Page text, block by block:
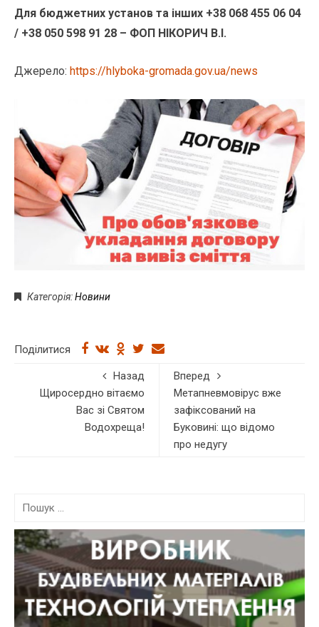
Для бюджетних установ та інших +38 068 455 06 04
/ +38 050 598 91 28 – ФОП НІКОРИЧ В.І.
Джерело: https://hlyboka-gromada.gov.ua/news
Категорія:Новини
Поділитися
Назад
Щиросердно вітаємо
Вас зі Святом
Водохреща!
Вперед
Метапневмовірус вже
зафіксований на
Буковині: що відомо
про недугу
ш
у
к
: